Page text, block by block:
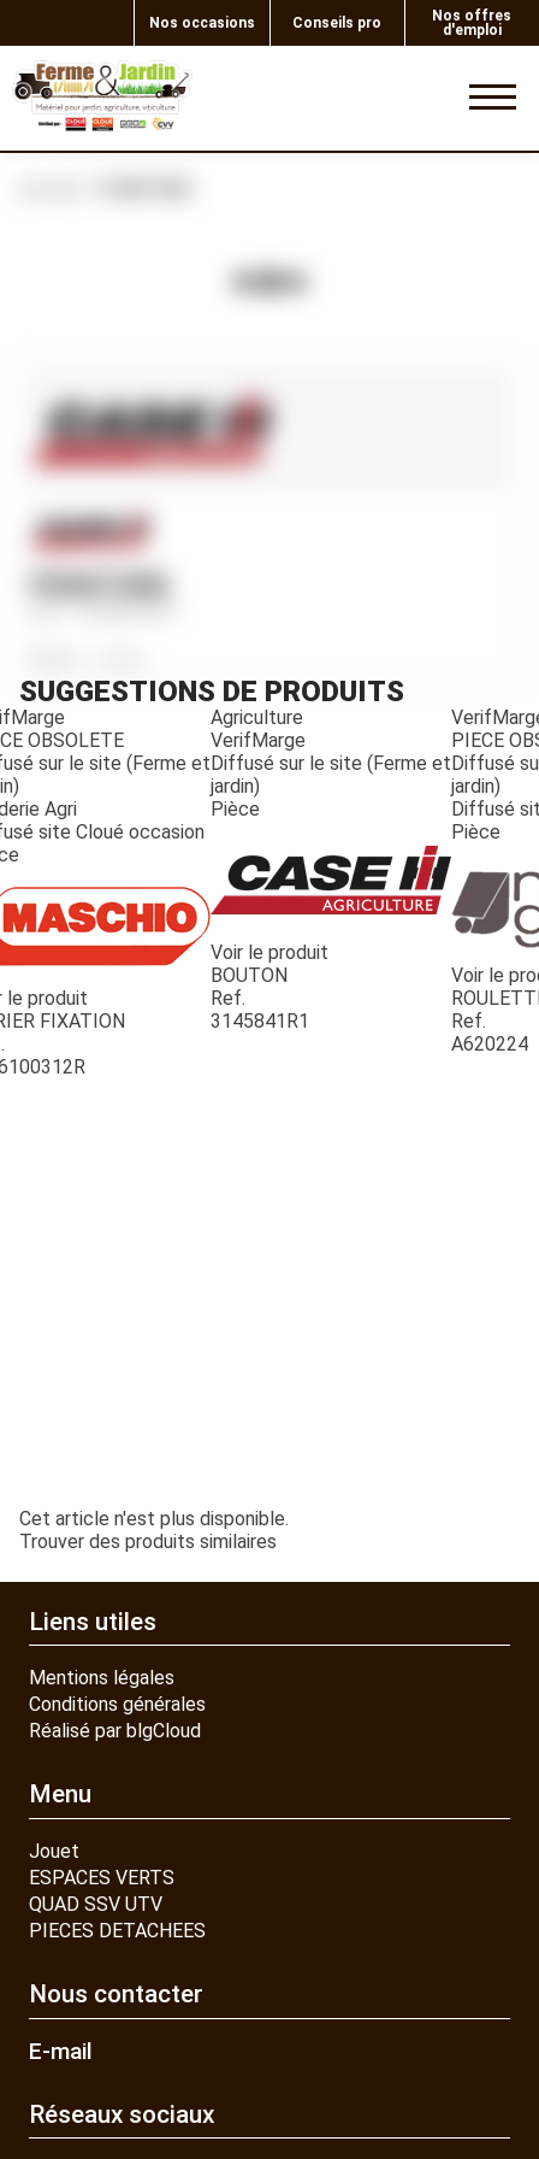
Nos occasions Conseils pro
Nos offres
d'emploi
JOUET
Ref. 1440609R91
SUGGESTIONS DE PRODUITS
OBSOLETE
sur le site (Ferme et
Agri
site Cloué occasion
le produit
FIXATION
Agriculture
VerifMarge
Diffusé sur le site (Ferme et
jardin)
Pièce
Voir le produit
BOUTON
Ref.
3145841R1
PIECE
Diffusé
jardin)
Diffusé
Pièce
Voir le
Ref.
A620224
Cet article n'est plus disponible.
Trouver des produits similaires
Liens utiles
Mentions légales
Conditions générales
Réalisé par blgCloud
Menu
Jouet
ESPACES VERTS
QUAD SSV UTV
PIECES DETACHEES
Nous contacter
E-mail
Réseaux sociaux